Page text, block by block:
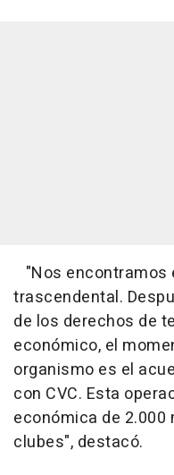
"Nos encontramos
trascendental.
de los derechos de
económico, el
organismo es el
con CVC. Esta
económica de 2.000
clubes", destacó.